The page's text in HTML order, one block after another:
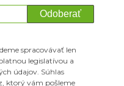
Odoberať
spracovávať len
legislatívou a
údajov. Súhlas
ktorý vám pošleme